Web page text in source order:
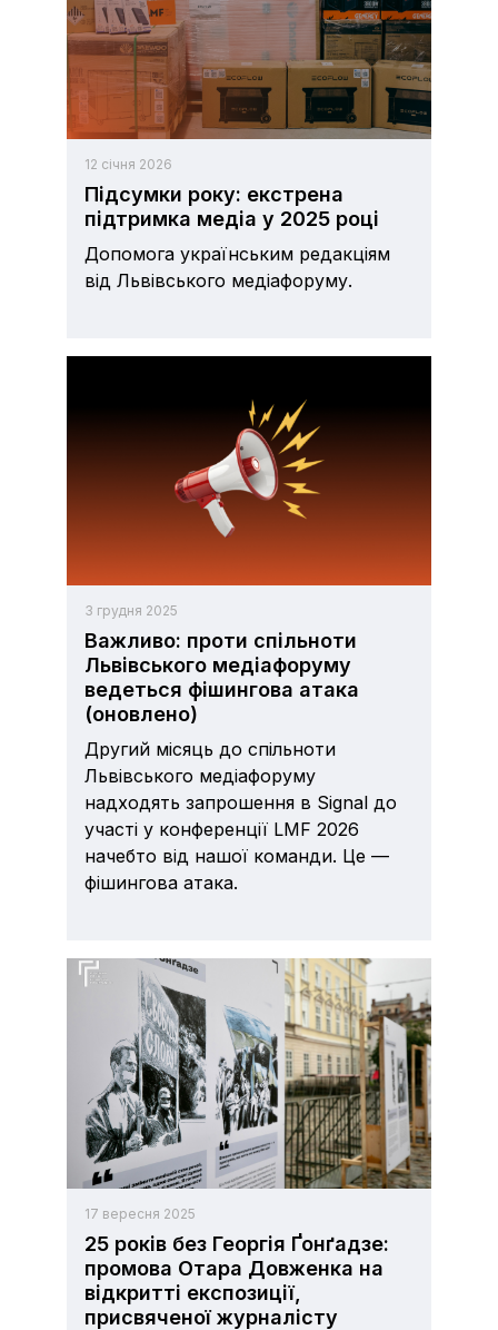
12 січня 2026
Підсумки року: екстрена
підтримка медіа у 2025 році
Допомога українським редакціям
від Львівського медіафоруму.
3 грудня 2025
Важливо: проти спільноти
Львівського медіафоруму
ведеться фішингова атака
(оновлено)
Другий місяць до спільноти
Львівського медіафоруму
надходять запрошення в Signal до
участі у конференції LMF 2026
начебто від нашої команди. Це —
фішингова атака.
17 вересня 2025
25 років без Георгія Ґонґадзе:
промова Отара Довженка на
відкритті експозиції,
присвяченої журналісту